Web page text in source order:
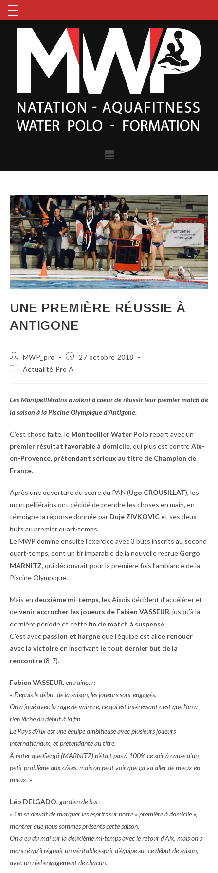
UNE PREMIÈRE RÉUSSIE À
ANTIGONE
MWP_pro
27 octobre 2018
Actualité Pro A
Les Montpelliérains avaient à coeur de réussir leur premier match de
la saison à la Piscine Olympique d’Antigone.
C’est chose faite, le Montpellier Water Polo repart avec un
premier résultat favorable à domicile, qui plus est contreAix-
en-Provence, prétendant sérieux au titre de Champion de
France.
Après une ouverture du score du PAN (Ugo CROUSILLAT), les
montpelliérains ont décidé de prendre les choses en main, en
témoigne la réponse donnée par Duje ZIVKOVICet ses deux
buts au premier quart-temps.
Le MWP domine ensuite l’exercice avec 3 buts inscrits au second
quart-temps, dont un tir imparable de la nouvelle recrue Gergö
MARNITZ, qui découvrait pour la première fois l’ambiance de la
Piscine Olympique.
Mais en deuxième mi-temps, les Aixois décident d’accélérer et
devenir accrocher les joueurs de Fabien VASSEUR, jusqu’à la
dernière période et cettefin de match à suspense.
C’est avec passion et hargneque l’équipe est allée renouer
avec la victoireen inscrivant le tout dernier but de la
rencontre(8-7).
Fabien VASSEUR, entraîneur:
«Depuis le début de la saison, les joueurs sont engagés.
On a joué avec la rage de vaincre, ce qui est intéressant c’est que l’on a
rien lâché du début à la fin.
Le Pays d’Aix est une équipe ambitieuse avec plusieurs joueurs
internationaux, et prétendante au titre.
À noter que Gergö (MARNITZ) n’était pas à 100% ce soir à cause d’un
petit problème aux côtes, mais on peut voir que ça va aller de mieux en
mieux. »
Léo DELGADO, gardien de but:
«On se devait de marquer les esprits sur notre « première à domicile »,
montrer que nous sommes présents cette saison.
On a eu du mal sur la deuxième mi-temps avec le retour d’Aix, mais on a
montré qu’il régnait un véritable esprit d’équipe sur ce début de saison,
avec un réel engagement de chacun.